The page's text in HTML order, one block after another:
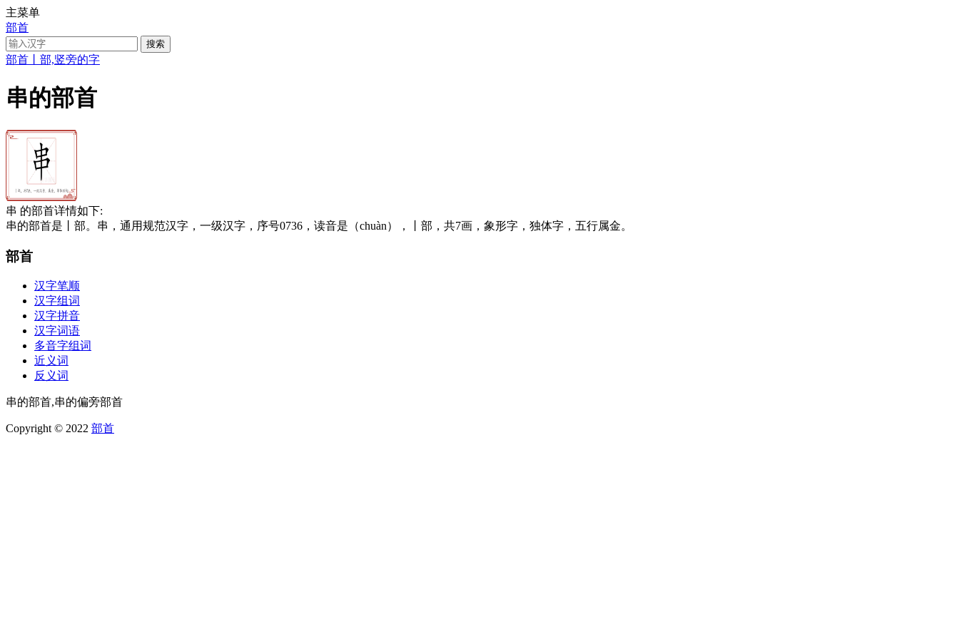
主菜单
部首
部首 丨部,竖旁的字
串的部首
串 的部首详情如下:
串的部首是丨部。串，通用规范汉字，一级汉字，序号0736，读音是（chuàn），丨部，共7画，象形字，独体字，五行属金。
部首
汉字笔顺
汉字组词
汉字拼音
汉字词语
多音字组词
近义词
反义词
串的部首,串的偏旁部首
Copyright © 2022 部首